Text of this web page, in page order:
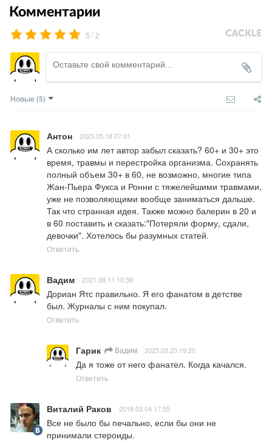
Комментарии
5 /2
Новые (5)
Антон 2023.05.18 07:01
А сколько им лет автор забыл сказать? 60+ и 30+ это
время, травмы и перестройка организма. Cохранять
полный объем 30+ в 60, не возможно, многие типа
Жан-Пьера Фукса и Ронни с тяжелейшими травмами,
уже не позволяющими вообще заниматься дальше.
Так что странная идея. Также можно балерин в 20 и
в 60 поставить и сказать:"Потеряли форму, сдали,
девочки". Хотелось бы разумных статей.
Ответить
Вадим 2021.08.11 10:38
Дориан Ятс правильно. Я его фанатом в детстве
был. Журналы с ним покупал.
Ответить
Гарик Вадим 2025.05.20 19:20
Да я тоже от него фанател. Когда качался.
Ответить
Виталий Раков 2019.03.04 17:55
Все не было бы печально, если бы они не
принимали стероиды.